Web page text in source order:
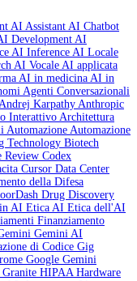
AI Assistant AI Chatbot
Development AI
AI Inference AI Locale
AI Vocale AI applicata
AI in medicina AI in
Agenti Conversazionali
Andrej Karpathy Anthropic
Interattivo Architettura
Automazione Automazione
Technology Biotech
Review Codex
Cursor Data Center
della Difesa
Drug Discovery
AI Etica AI Etica dell'AI
Finanziamento
Gemini AI
di Codice Gig
Google Gemini
Granite HIPAA Hardware